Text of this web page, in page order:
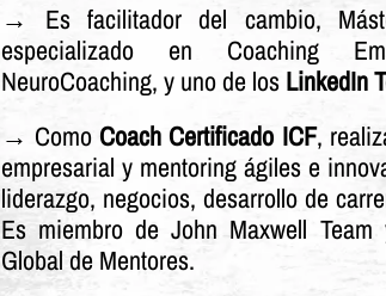
→ Es facilitador del cambio,
especializado en Coaching
NeuroCoaching, y uno de los LinkedIn
→ ComoCoach Certificado ICF,
empresarial y mentoring ágiles e
liderazgo, negocios, desarrollo de
Es miembro de John Maxwell
Global de Mentores.